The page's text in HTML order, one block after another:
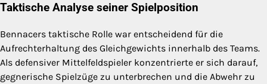
Taktische Analyse seiner Spielposition
Bennacers taktische Rolle war entscheidend für die
Aufrechterhaltung des Gleichgewichts innerhalb des Teams.
Als defensiver Mittelfeldspieler konzentrierte er sich darauf,
gegnerische Spielzüge zu unterbrechen und die Abwehr zu